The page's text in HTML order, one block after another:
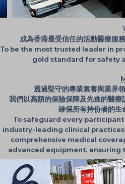
成為香港最受信任的活動醫療服
To be the most trusted leader in
gold standard for safety
透過堅守的專業素養與業界
我們以高額的保險保障及先進的醫
確保所有持份者的生
To safeguard every
industry-leading clinical
comprehensive medical
advanced equipment,